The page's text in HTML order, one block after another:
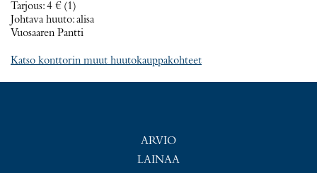
Tarjous:4 € (1)
Johtava huuto:alisa
Vuosaaren Pantti
Katso konttorin muut huutokauppakohteet
ARVIO
LAINAA